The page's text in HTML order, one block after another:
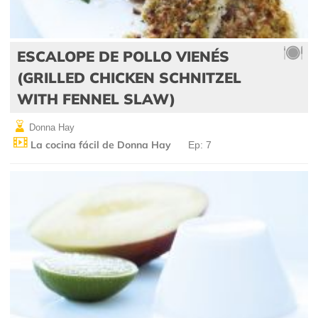
ESCALOPE DE POLLO VIENÉS
(GRILLED CHICKEN SCHNITZEL
WITH FENNEL SLAW)
Donna Hay
La cocina fácil de Donna Hay Ep: 7